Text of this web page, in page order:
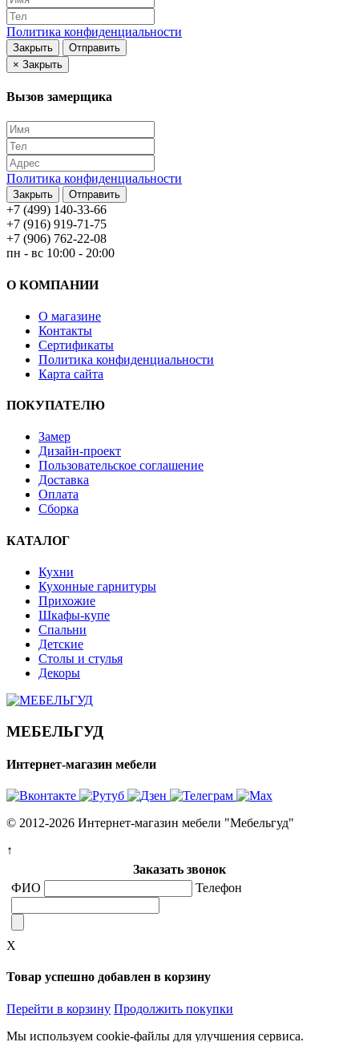
Политика конфиденциальности
Закрыть
Отправить
× Закрыть
Вызов замерщика
Политика конфиденциальности
Закрыть Отправить
+7 (499) 140-33-66
+7 (916) 919-71-75
+7 (906) 762-22-08
пн - вс 10:00 - 20:00
О КОМПАНИИ
О магазине
Контакты
Сертификаты
Политика конфиденциальности
Карта сайта
ПОКУПАТЕЛЮ
Замер
Дизайн-проект
Пользовательское соглашение
Доставка
Оплата
Сборка
КАТАЛОГ
Кухни
Кухонные гарнитуры
Прихожие
Шкафы-купе
Спальни
Детские
Столы и стулья
Декоры
МЕБЕЛЬГУД
Интернет-магазин мебели
© 2012-2026 Интернет-магазин мебели "Мебельгуд"
↑
Заказать звонок
ФИО
Телефон
X
Товар успешно добавлен в корзину
Перейти в корзину Продолжить покупки
Мы используем cookie-файлы для улучшения сервиса.